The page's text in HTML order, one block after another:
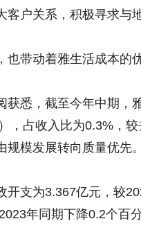
客户关系，积极寻求与
也带动着雅生活成本的优
获悉，截至今年中期，
，占收入比为0.3%，
规模发展转向质量优先。
开支为3.367亿元，较
年同期下降0.2个百分